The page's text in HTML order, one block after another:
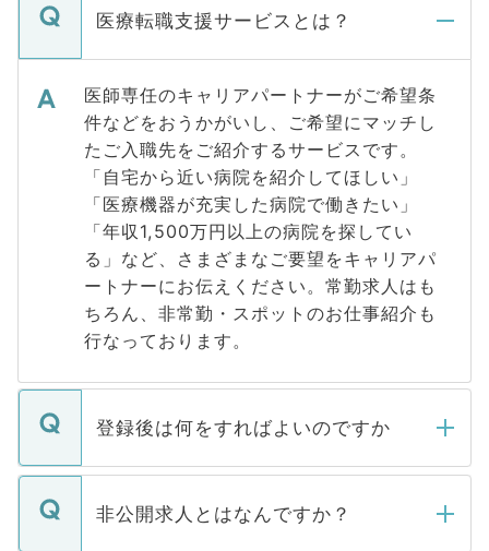
医療転職支援サービスとは？
医師専任のキャリアパートナーがご希望条
件などをおうかがいし、ご希望にマッチし
たご入職先をご紹介するサービスです。
「自宅から近い病院を紹介してほしい」
「医療機器が充実した病院で働きたい」
「年収1,500万円以上の病院を探してい
る」など、さまざまなご要望をキャリアパ
ートナーにお伝えください。常勤求人はも
ちろん、非常勤・スポットのお仕事紹介も
行なっております。
登録後は何をすればよいのですか
ご登録いただきましたら、弊社担当者がご
登録内容を確認し、その後メールもしくは
非公開求人とはなんですか？